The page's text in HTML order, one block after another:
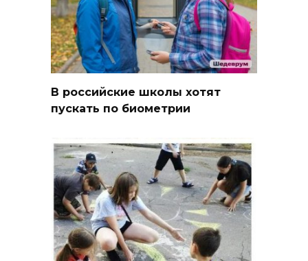
В российские школы хотят
пускать по биометрии